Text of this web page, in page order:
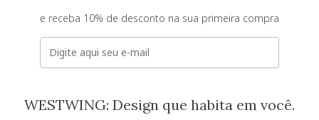
e receba 10% de desconto na sua primeira compra
E-mail
WESTWING: Design que habita em você.